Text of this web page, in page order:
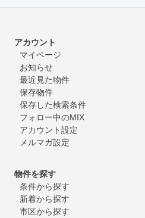
アカウント
マイページ
お知らせ
最近見た物件
保存物件
保存した検索条件
フォロー中のMIX
アカウント設定
メルマガ設定
物件を探す
条件から探す
新着から探す
市区から探す